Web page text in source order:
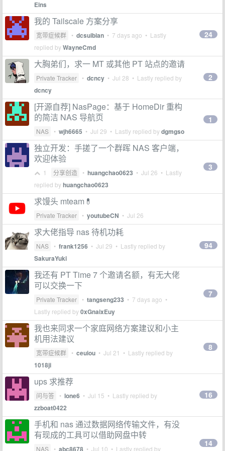
Eins
我的 Tailscale 方案分享
宽带症候群 • dcsuibian • 7 days ago • Lastly
replied byWayneCmd
24
大胸弟们，求一 MT 或其他 PT 站点的邀请
Private Tracker • dcncy • Jul 28 • Lastly replied by
dcncy
2
[开源自荐] NasPage：基于 HomeDir 重构
的简洁 NAS 导航页
NAS • wjh6665 • Jul 29 • Lastly replied bydgmgso
1
独立开发：手搓了一个群晖 NAS 客户端，
欢迎体验
1 分享创造 • huangchao0623 • Jul 26 • Lastly
replied byhuangchao0623
3
求馒头 mteam💊
Private Tracker • youtubeCN • Jul 26
求大佬指导 nas 待机功耗
NAS • frank1256 • Jul 29 • Lastly replied by
SakuraYuki
94
我还有 PT Time 7 个邀请名额，有无大佬
可以交换一下
Private Tracker • tangseng233 • 7 days ago •
Lastly replied by0xGnaixEuy
7
我也来同求一个家庭网络方案建议和小主
机用法建议
宽带症候群 • ceuiou • Jul 21 • Lastly replied by
1018ji
8
ups 求推荐
问与答 • lone6 • Jul 15 • Lastly replied by
zzboat0422
16
手机和 nas 通过数据网络传输文件，有没
有现成的工具可以借助网盘中转
NAS • abc8678 • Jul 10 • Lastly replied by
14